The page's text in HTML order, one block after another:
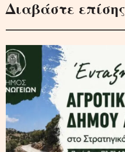
Διαβάστε επίσης